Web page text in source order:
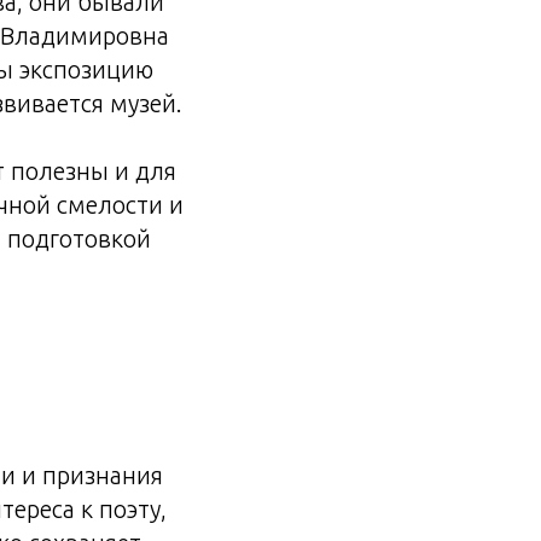
экспозицию
музей.
полезны и для
смелости и
и признания
к поэту,